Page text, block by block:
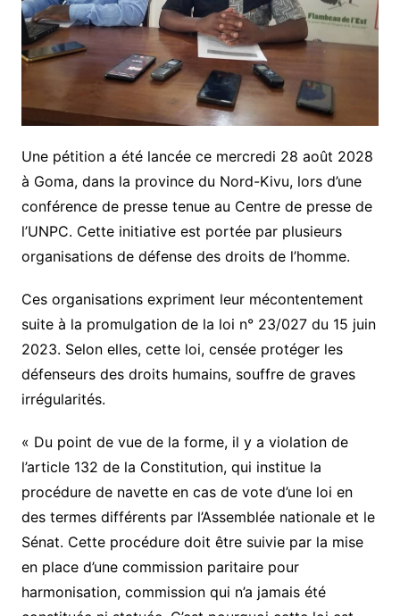
Une pétition a été lancée ce mercredi 28 août 2028
à Goma, dans la province du Nord-Kivu, lors d’une
conférence de presse tenue au Centre de presse de
l’UNPC. Cette initiative est portée par plusieurs
organisations de défense des droits de l’homme.
Ces organisations expriment leur mécontentement
suite à la promulgation de la loi n° 23/027 du 15 juin
2023. Selon elles, cette loi, censée protéger les
défenseurs des droits humains, souffre de graves
irrégularités.
« Du point de vue de la forme, il y a violation de
l’article 132 de la Constitution, qui institue la
procédure de navette en cas de vote d’une loi en
des termes différents par l’Assemblée nationale et le
Sénat. Cette procédure doit être suivie par la mise
en place d’une commission paritaire pour
harmonisation, commission qui n’a jamais été